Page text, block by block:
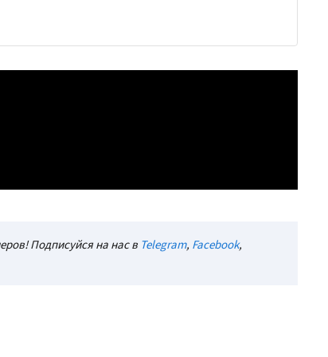
Подписуйся на нас в Telegram, Facebook,